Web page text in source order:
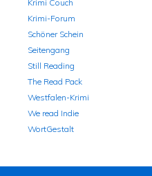
Krimi Couch
Krimi-Forum
Schöner Schein
Seitengang
Still Reading
The Read Pack
Westfalen-Krimi
We read Indie
WortGestalt